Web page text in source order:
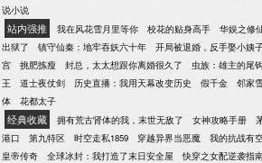
护我哦！ 系统：好的，我会
一个四讲五美，不会动粗的
不用动粗。 后来，系统眼睁
法、四讲五美、不动粗的宿
后拿出一摞法条，问气运之
气运之子战战兢兢地选了文
把人给拍傻了……拍傻了！！
啸：我信了你的邪！
说小说
站内强推 我在风花雪月里等你 校花的贴身高手 华娱之修
出狱了
镇守仙秦：地牢吞妖六十年 开局被退婚，反手娶小姨
宫
挑肥拣瘦 封总，太太想跟你离婚很久了 虫族：雄主的尾
王
道士夜仗剑 历史直播：我用天幕改变历史 假千金 邻家
体
花都太子
经典收藏 拥有荒古肾体的我，末世无敌了 女神攻略手册
港口
第九特区 时空走私1859 穿越异界当恶魔 我的抗战有
皇帝传奇
全球冰封：我打造了末日安全屋 快穿之女配逆袭指